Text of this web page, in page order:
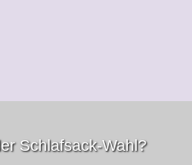
Schlafsack-Wahl?